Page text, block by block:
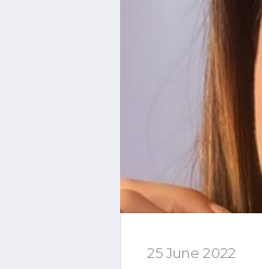
25 June 2022